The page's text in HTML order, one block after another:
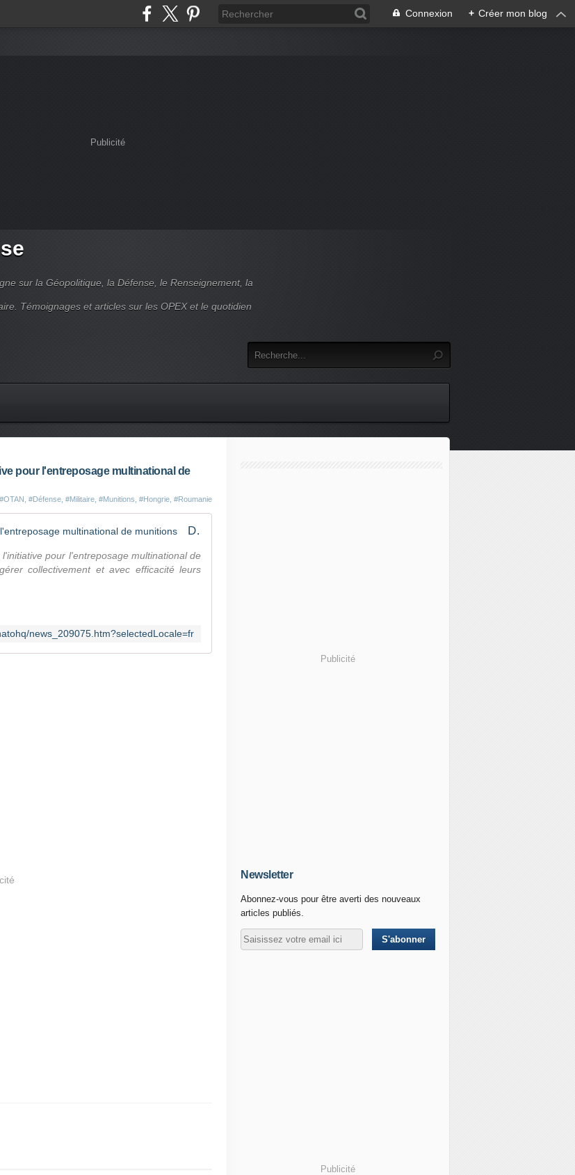
Connexion + Créer mon blog
Publicité
sur la Géopolitique, la Défense, le Renseignement, la
Témoignages et articles sur les OPEX et le quotidien
pour l'entreposage multinational de
#OTAN #Défense #Militaire #Munitions #Hongrie #Roumanie
De nouveaux Alliés rejoignent l'initiative pour l'entreposage multinational de munitions
pour l'entreposage multinational de
collectivement et avec efficacité leurs
news_209075.htm?selectedLocale=fr
Publicité
Newsletter
Abonnez-vous pour être averti des nouveaux
articles publiés.
Publicité